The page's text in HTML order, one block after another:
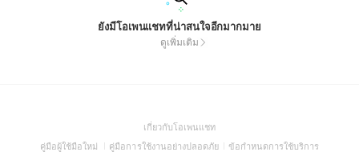
ยังมีโอเพนแชทที่น่าสนใจอีกมากมาย
ดูเพิ่มเติม
เกี่ยวกับโอเพนแชท(Open
in
คู่มือผู้ใช้มือใหม่ (Open
คู่มือการใช้งานอย่างปลอดภัย(Open
ข้อกำหนดการใช้บริการ(Open